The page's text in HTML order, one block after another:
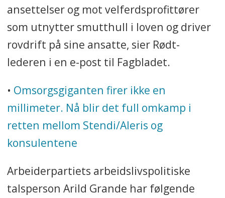
ansettelser og mot velferdsprofittører
som utnytter smutthull i loven og driver
rovdrift på sine ansatte, sier Rødt-
lederen i en e-post til Fagbladet.
• Omsorgsgiganten firer ikke en
millimeter. Nå blir det full omkamp i
retten mellom Stendi/Aleris og
konsulentene
Arbeiderpartiets arbeidslivspolitiske
talsperson Arild Grande har følgende